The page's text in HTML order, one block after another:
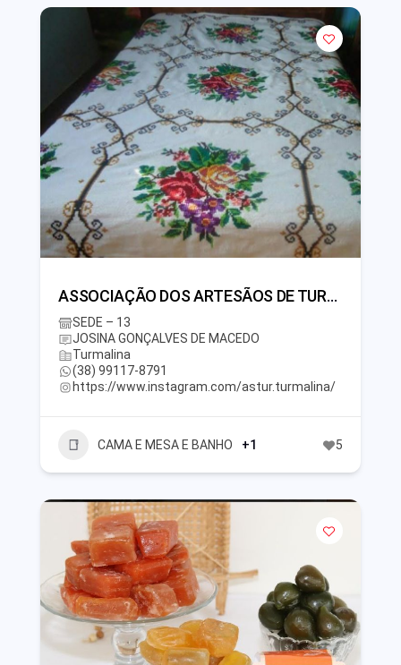
ASSOCIAÇÃO DOS ARTESÃOS DE TURMALINA – ASTUR
SEDE – 13
JOSINA GONÇALVES DE MACEDO
Turmalina
(38) 99117-8791
https://www.instagram.com/astur.turmalina/
CAMA E MESA E BANHO +1 5